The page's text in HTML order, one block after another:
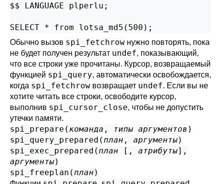
$$ LANGUAGE plperlu;
SELECT * from lotsa_md5(500);
Обычно вызов spi_fetchrow нужно повторять, пока
не будет получен результат undef, показывающий,
что все строки уже прочитаны. Курсор, возвращаемый
функцией spi_query, автоматически освобождается,
когда spi_fetchrow возвращает undef. Если вы не
хотите читать все строки, освободите курсор,
выполнив spi_cursor_close, чтобы не допустить
утечки памяти.
spi_prepare( команда , типы аргументов )
spi_query_prepared(план , аргументы)
spi_exec_prepared(план [, атрибуты],
аргументы)
spi_freeplan(план )